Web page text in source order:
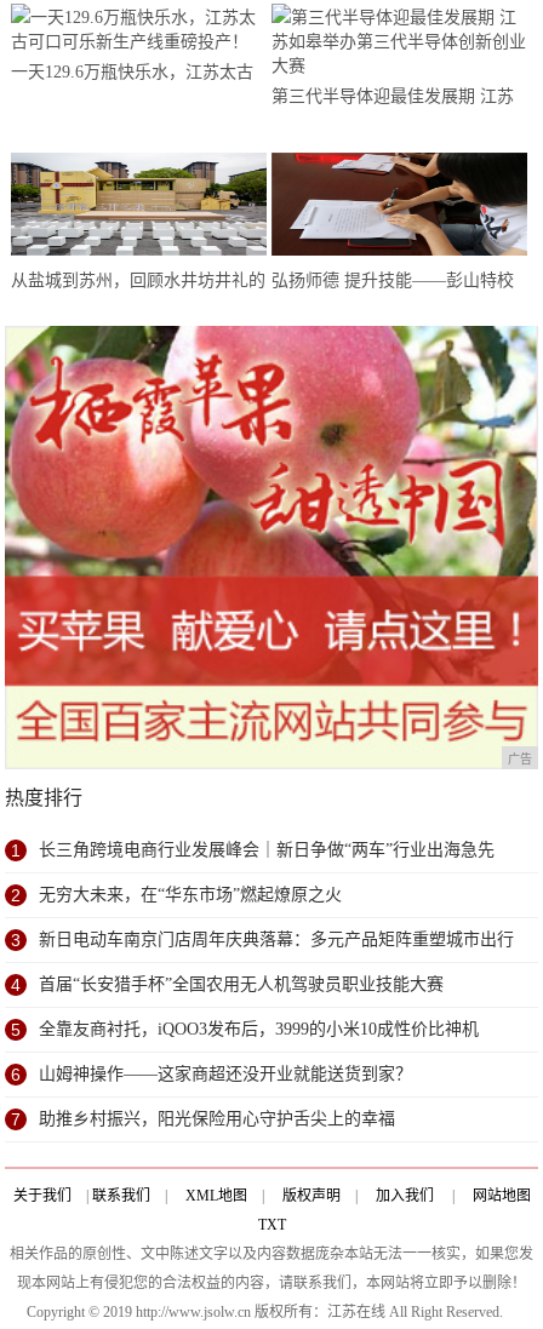
一天129.6万瓶快乐水，江苏太古
第三代半导体迎最佳发展期 江苏
从盐城到苏州，回顾水井坊井礼的 弘扬师德 提升技能——彭山特校
广告
热度排行
1 长三角跨境电商行业发展峰会｜新日争做“两车”行业出海急先
锋！
2 无穷大未来，在“华东市场”燃起燎原之火
3 新日电动车南京门店周年庆典落幕：多元产品矩阵重塑城市出行
新体验
4 首届“长安猎手杯”全国农用无人机驾驶员职业技能大赛
5 全靠友商衬托，iQOO3发布后，3999的小米10成性价比神机
6 山姆神操作——这家商超还没开业就能送货到家？
7 助推乡村振兴，阳光保险用心守护舌尖上的幸福
关于我们 联系我们 XML地图 版权声明 加入我们
网站地图
TXT
相关作品的原创性、文中陈述文字以及内容数据庞杂本站无法一一核实，如果您发
现本网站上有侵犯您的合法权益的内容，请联系我们，本网站将立即予以删除！
Copyright © 2019 http://www.jsolw.cn 版权所有：江苏在线 All Right Reserved.